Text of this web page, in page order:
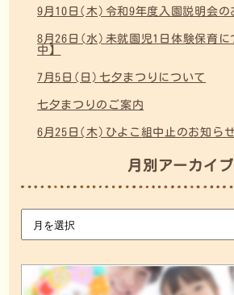
9月10日(木)令和9年度入園説明会の
8月26日(水)未就園児1日体験保育に
中】
7月5日(日)七夕まつりについて
七夕まつりのご案内
6月25日(木)ひよこ組中止のお知らせ
月別アーカイブ